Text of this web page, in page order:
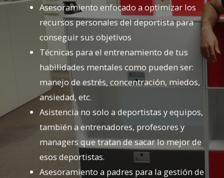
Asesoramiento enfocado a optimizar los
recursos personales del deportista para
conseguir sus objetivos
Técnicas para el entrenamiento de tus
habilidades mentales como pueden ser:
manejo de estrés, concentración, miedos,
ansiedad, etc.
Asistencia no solo a deportistas y equipos,
también a entrenadores, profesores y
managers que tratan de sacar lo mejor de
esos deportistas.
Asesoramiento a padres para la gestión de